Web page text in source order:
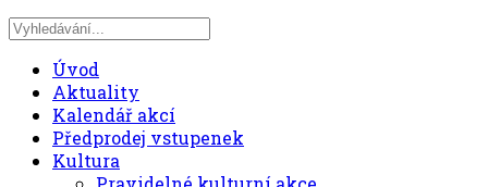
Úvod
Aktuality
Kalendář akcí
Předprodej vstupenek
Kultura